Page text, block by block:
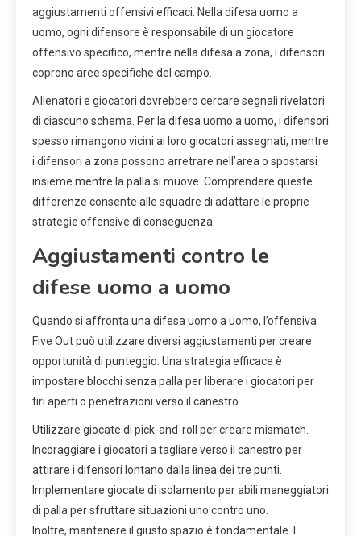
aggiustamenti offensivi efficaci. Nella difesa uomo a
uomo, ogni difensore è responsabile di un giocatore
offensivo specifico, mentre nella difesa a zona, i difensori
coprono aree specifiche del campo.
Allenatori e giocatori dovrebbero cercare segnali rivelatori
di ciascuno schema. Per la difesa uomo a uomo, i difensori
spesso rimangono vicini ai loro giocatori assegnati, mentre
i difensori a zona possono arretrare nell’area o spostarsi
insieme mentre la palla si muove. Comprendere queste
differenze consente alle squadre di adattare le proprie
strategie offensive di conseguenza.
Aggiustamenti contro le
difese uomo a uomo
Quando si affronta una difesa uomo a uomo, l’offensiva
Five Out può utilizzare diversi aggiustamenti per creare
opportunità di punteggio. Una strategia efficace è
impostare blocchi senza palla per liberare i giocatori per
tiri aperti o penetrazioni verso il canestro.
Utilizzare giocate di pick-and-roll per creare mismatch.
Incoraggiare i giocatori a tagliare verso il canestro per
attirare i difensori lontano dalla linea dei tre punti.
Implementare giocate di isolamento per abili maneggiatori
di palla per sfruttare situazioni uno contro uno.
Inoltre, mantenere il giusto spazio è fondamentale. I